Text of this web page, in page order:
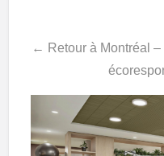
← Retour à Montréal